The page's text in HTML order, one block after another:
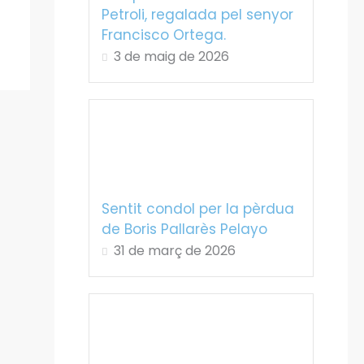
Petroli, regalada pel senyor
Francisco Ortega.
3 de maig de 2026
Sentit condol per la pèrdua
de Boris Pallarès Pelayo
31 de març de 2026